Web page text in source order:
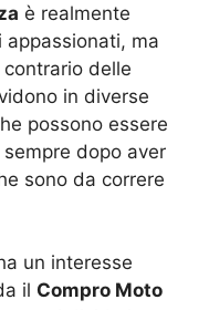
è realmente
ma
delle
in diverse
possono essere
dopo aver
sono da correre
un interesse
il Compro Moto